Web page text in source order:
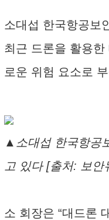
소대섭 한국항공보
최근 드론을 활용한
로운 위험 요소로
▲소대섭 한국항공
고 있다 [출처: 보안
소 회장은 “대드론